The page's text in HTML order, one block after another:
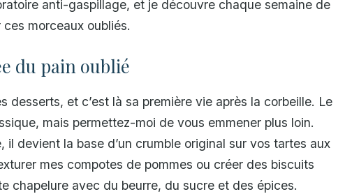
anti-gaspillage, et je découvre chaque semaine de
morceaux oubliés.
du pain oublié
desserts, et c’est là sa première vie après la corbeille. Le
mais permettez-moi de vous emmener plus loin.
il devient la base d’un crumble original sur vos tartes aux
mes compotes de pommes ou créer des biscuits
chapelure avec du beurre, du sucre et des épices.